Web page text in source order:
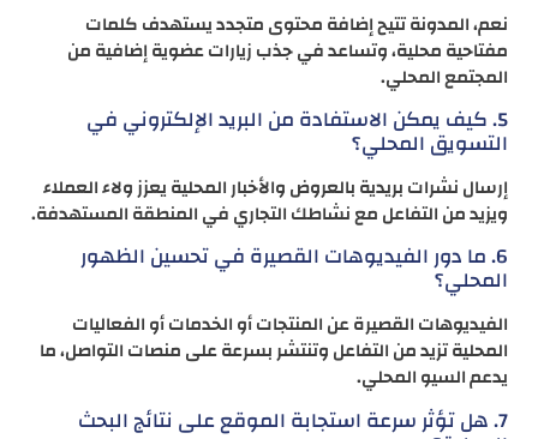
نعم، المدونة تتيح إضافة محتوى متجدد يستهدف كلمات
مفتاحية محلية، وتساعد في جذب زيارات عضوية إضافية من
المجتمع المحلي.
5. كيف يمكن الاستفادة من البريد الإلكتروني في
التسويق المحلي؟
إرسال نشرات بريدية بالعروض والأخبار المحلية يعزز ولاء العملاء
ويزيد من التفاعل مع نشاطك التجاري في المنطقة المستهدفة.
6. ما دور الفيديوهات القصيرة في تحسين الظهور
المحلي؟
الفيديوهات القصيرة عن المنتجات أو الخدمات أو الفعاليات
المحلية تزيد من التفاعل وتنتشر بسرعة على منصات التواصل، ما
يدعم السيو المحلي.
7. هل تؤثر سرعة استجابة الموقع على نتائج البحث